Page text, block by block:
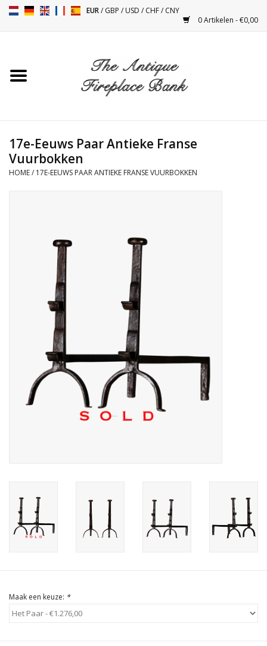
EUR/GBP /USD /CHF/CNY
0 Artikelen - €0,00
Toebehoren
Kacheltjes
Antiquiteiten en Vintage
Decoratieve Outdoor
Vloeren - Steen, Terra Cotta
& Marmer
Outlet
Login
17e-Eeuws Paar Antieke Franse
Vuurbokken
HOME/ 17E-EEUWS PAAR ANTIEKE FRANSE VUURBOKKEN
Maak een keuze: *